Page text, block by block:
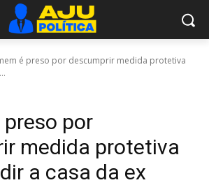
é preso por descumprir medida protetiva
por
medida protetiva
a casa da ex